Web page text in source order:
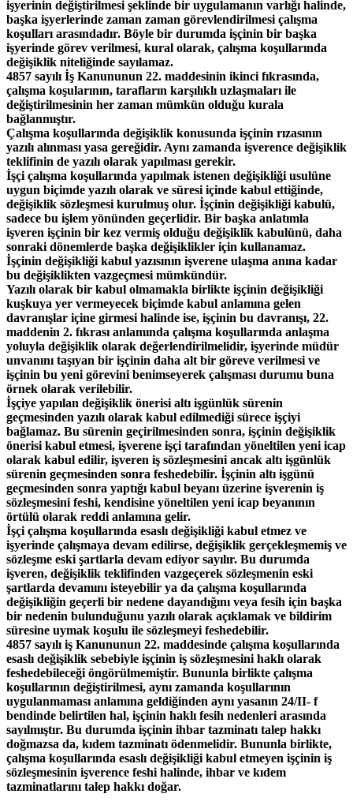
işyerinin değiştirilmesi şeklinde bir uygulamanın varlığı halinde,
başka işyerlerinde zaman zaman görevlendirilmesi çalışma
koşulları arasındadır. Böyle bir durumda işçinin bir başka
işyerinde görev verilmesi, kural olarak, çalışma koşullarında
değişiklik niteliğinde sayılamaz.
4857 sayılı İş Kanununun 22. maddesinin ikinci fıkrasında,
çalışma koşularının, tarafların karşılıklı uzlaşmaları ile
değiştirilmesinin her zaman mümkün olduğu kurala
bağlanmıştır.
Çalışma koşullarında değişiklik konusunda işçinin rızasının
yazılı alınması yasa gereğidir. Aynı zamanda işverence değişiklik
teklifinin de yazılı olarak yapılması gerekir.
İşçi çalışma koşullarında yapılmak istenen değişikliği usulüne
uygun biçimde yazılı olarak ve süresi içinde kabul ettiğinde,
değişiklik sözleşmesi kurulmuş olur. İşçinin değişikliği kabulü,
sadece bu işlem yönünden geçerlidir. Bir başka anlatımla
işveren işçinin bir kez vermiş olduğu değişiklik kabulünü, daha
sonraki dönemlerde başka değişiklikler için kullanamaz.
İşçinin değişikliği kabul yazısının işverene ulaşma anına kadar
bu değişiklikten vazgeçmesi mümkündür.
Yazılı olarak bir kabul olmamakla birlikte işçinin değişikliği
kuşkuya yer vermeyecek biçimde kabul anlamına gelen
davranışlar içine girmesi halinde ise, işçinin bu davranışı, 22.
maddenin 2. fıkrası anlamında çalışma koşullarında anlaşma
yoluyla değişiklik olarak değerlendirilmelidir, işyerinde müdür
unvanını taşıyan bir işçinin daha alt bir göreve verilmesi ve
işçinin bu yeni görevini benimseyerek çalışması durumu buna
örnek olarak verilebilir.
İşçiye yapılan değişiklik önerisi altı işgünlük sürenin
geçmesinden yazılı olarak kabul edilmediği sürece işçiyi
bağlamaz. Bu sürenin geçirilmesinden sonra, işçinin değişiklik
önerisi kabul etmesi, işverene işçi tarafından yöneltilen yeni icap
olarak kabul edilir, işveren iş sözleşmesini ancak altı işgünlük
sürenin geçmesinden sonra feshedebilir. İşçinin altı işgünü
geçmesinden sonra yaptığı kabul beyanı üzerine işverenin iş
sözleşmesini feshi, kendisine yöneltilen yeni icap beyanının
örtülü olarak reddi anlamına gelir.
İşçi çalışma koşullarında esaslı değişikliği kabul etmez ve
işyerinde çalışmaya devam edilirse, değişiklik gerçekleşmemiş ve
sözleşme eski şartlarla devam ediyor sayılır. Bu durumda
işveren, değişiklik teklifinden vazgeçerek sözleşmenin eski
şartlarda devamını isteyebilir ya da çalışma koşullarında
değişikliğin geçerli bir nedene dayandığını veya fesih için başka
bir nedenin bulunduğunu yazılı olarak açıklamak ve bildirim
süresine uymak koşulu ile sözleşmeyi feshedebilir.
4857 sayılı iş Kanununun 22. maddesinde çalışma koşullarında
esaslı değişiklik sebebiyle işçinin iş sözleşmesini haklı olarak
feshedebileceği öngörülmemiştir. Bununla birlikte çalışma
koşullarının değiştirilmesi, aynı zamanda koşullarının
uygulanmaması anlamına geldiğinden aynı yasanın 24/II- f
bendinde belirtilen hal, işçinin haklı fesih nedenleri arasında
sayılmıştır. Bu durumda işçinin ihbar tazminatı talep hakkı
doğmazsa da, kıdem tazminatı ödenmelidir. Bununla birlikte,
çalışma koşullarında esaslı değişikliği kabul etmeyen işçinin iş
sözleşmesinin işverence feshi halinde, ihbar ve kıdem
tazminatlarını talep hakkı doğar.